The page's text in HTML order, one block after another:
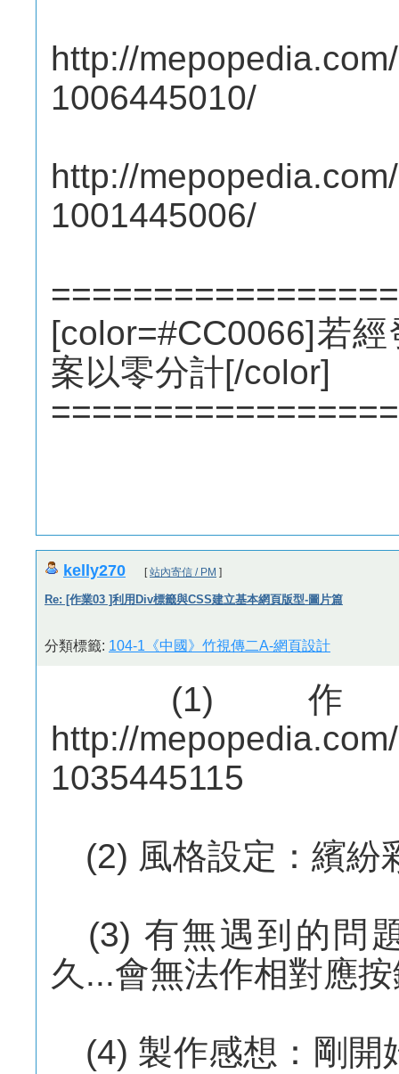
http://
1006445010/
http://
1001445006/
[color=#CC0066]若
案以零分計[/color]
kelly270 [站內寄信 / PM ]
Re: [作業03 ]利用Div標籤與CSS建立基本網頁版型-圖片篇
分類標籤: 104-1《中國》竹視傳二A-網頁設計
(1) 作
http://
1035445115
(2) 風格設定：繽紛
(3) 有無遇到的問
久...會無法作相對應
(4) 製作感想：剛開